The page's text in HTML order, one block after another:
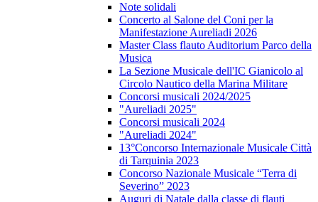
Note solidali
Concerto al Salone del Coni per la
Manifestazione Aureliadi 2026
Master Class flauto Auditorium Parco della
Musica
La Sezione Musicale dell'IC Gianicolo al
Circolo Nautico della Marina Militare
Concorsi musicali 2024/2025
"Aureliadi 2025"
Concorsi musicali 2024
"Aureliadi 2024"
13°Concorso Internazionale Musicale Città
di Tarquinia 2023
Concorso Nazionale Musicale “Terra di
Severino” 2023
Auguri di Natale dalla classe di flauti